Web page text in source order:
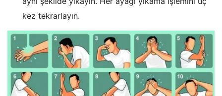
kez tekrarlayın.